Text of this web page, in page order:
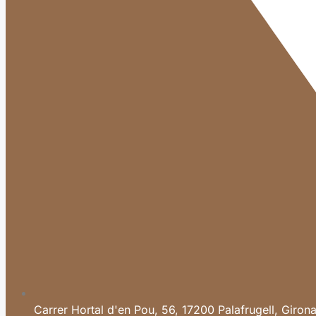
Carrer Hortal d'en Pou, 56, 17200 Palafrugell, Girona